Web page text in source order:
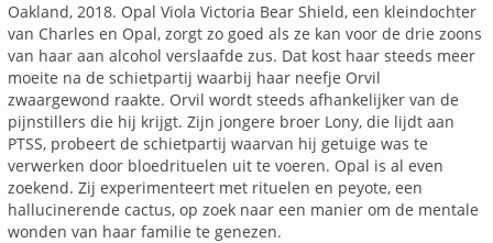
Oakland, 2018. Opal Viola Victoria Bear Shield, een kleindochter
van Charles en Opal, zorgt zo goed als ze kan voor de drie zoons
van haar aan alcohol verslaafde zus. Dat kost haar steeds meer
moeite na de schietpartij waarbij haar neefje Orvil
zwaargewond raakte. Orvil wordt steeds afhankelijker van de
pijnstillers die hij krijgt. Zijn jongere broer Lony, die lijdt aan
PTSS, probeert de schietpartij waarvan hij getuige was te
verwerken door bloedrituelen uit te voeren. Opal is al even
zoekend. Zij experimenteert met rituelen en peyote, een
hallucinerende cactus, op zoek naar een manier om de mentale
wonden van haar familie te genezen.